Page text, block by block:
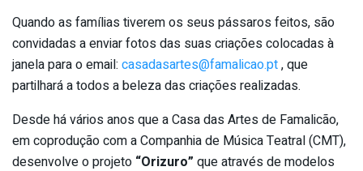
Quando as famílias tiverem os seus pássaros feitos, são
convidadas a enviar fotos das suas criações colocadas à
janela para o email: casadasartes@famalicao.pt, que
partilhará a todos a beleza das criações realizadas.
Desde há vários anos que a Casa das Artes de Famalicão,
em coprodução com a Companhia de Música Teatral (CMT),
desenvolve o projeto “Orizuro” que através de modelos